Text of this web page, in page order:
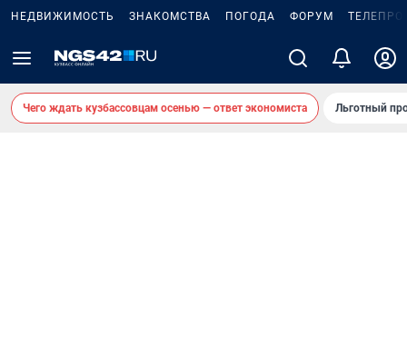
НЕДВИЖИМОСТЬ ЗНАКОМСТВА ПОГОДА ФОРУМ
Чего ждать кузбассовцам осенью — ответ экономиста Льготный